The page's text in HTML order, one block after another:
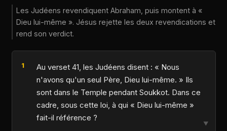
Les Judéens revendiquent Abraham, puis montent à «
Dieu lui-même ». Jésus rejette les deux revendications et
rend son verdict.
Au verset 41, les Judéens disent : « Nous
n'avons qu'un seul Père, Dieu lui-même. » Ils
sont dans le Temple pendant Soukkot. Dans ce
cadre, sous cette loi, à qui « Dieu lui-même »
fait-il référence ?
▼